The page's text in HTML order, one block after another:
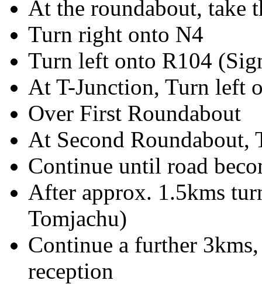
At the roundabout, take
Turn right onto N4
Turn left onto R104
At T-Junction, Turn left
Over First Roundabout
At Second Roundabout,
Continue until road
After approx. 1.5kms
Tomjachu)
Continue a further
reception